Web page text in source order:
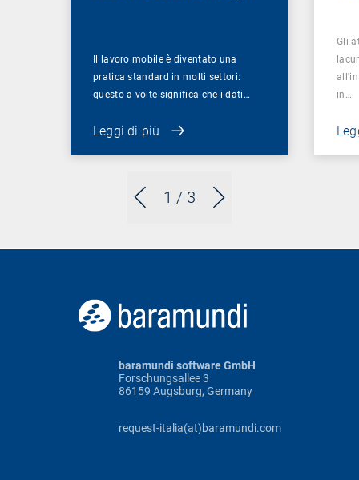
1 / 3
Il lavoro mobile è diventato una
pratica standard in molti settori:
questo a volte significa che i dati…
Leggi di più
Gli
in…
baramundi software GmbH
Forschungsallee 3
86159 Augsburg, Germany
request-italia(at)baramundi.com